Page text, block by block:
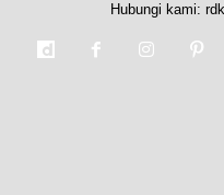
Hubungi kami: